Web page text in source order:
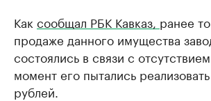
Как сообщал РБК Кавказ, ранее
продаже данного имущества
состоялись в связи с
момент его пытались
рублей.